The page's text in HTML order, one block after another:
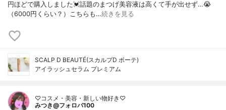
円ほどで購入しました💓話題のまつげ美容液は高くて手が出せず…😭
（6000円くらい？）こちらも…続きを見る
SCALP D BEAUTÉ(スカルプD ボーテ)
アイラッシュセラム プレミアム
♡コスメ・美容・新しい物好き♡
みつき@フォロバ100